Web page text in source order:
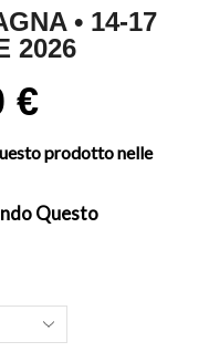
• 14-17
2026
€
prodotto nelle
Questo